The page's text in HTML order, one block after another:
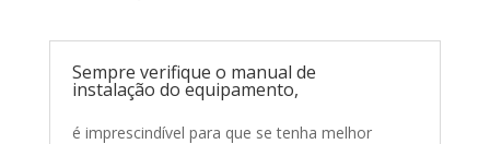
Sempre verifique o manual de
instalação do equipamento,
é imprescindível para que se tenha melhor